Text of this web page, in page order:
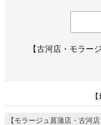
【古河店・モラー
【モラージュ菖蒲店・古河